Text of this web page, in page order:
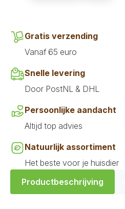
Gratis verzending
Vanaf 65 euro
Snelle levering
Door PostNL & DHL
Persoonlijke aandacht
Altijd top advies
Natuurlijk assortiment
Het beste voor je huisdier
Productbeschrijving